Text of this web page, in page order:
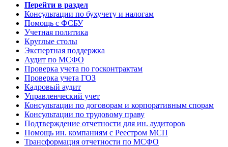
Перейти в раздел
Консультации по бухучету и налогам
Помощь с ФСБУ
Учетная политика
Круглые столы
Экспертная поддержка
Аудит по МСФО
Проверка учета по госконтрактам
Проверка учета ГОЗ
Кадровый аудит
Управленческий учет
Консультации по договорам и корпоративным спорам
Консультации по трудовому праву
Подтверждение отчетности для ин. аудиторов
Помощь ин. компаниям с Реестром МСП
Трансформация отчетности по МСФО